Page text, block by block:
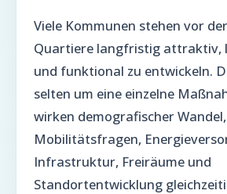
Viele Kommunen stehen vor
Quartiere langfristig attraktiv,
und funktional zu entwickeln.
selten um eine einzelne
wirken demografischer
Mobilitätsfragen,
Infrastruktur, Freiräume und
Standortentwicklung